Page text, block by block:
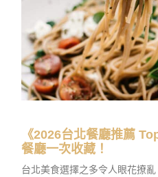
《2026台北餐廳推薦
餐廳一次收藏！
台北美食選擇之多令人眼花撩